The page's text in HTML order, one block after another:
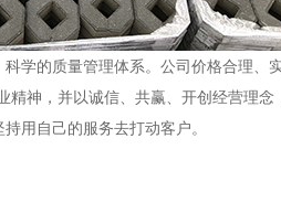
学的质量管理体系。公司价格合理
精神，并以诚信、共赢、开创经营理
用自己的服务去打动客户。